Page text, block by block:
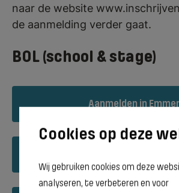
Wij gebruiken cookies om deze
analyseren, te verbeteren en voor
naar de website
de aanmelding verder gaat.
BOL (school & stage)
Aanmelden in